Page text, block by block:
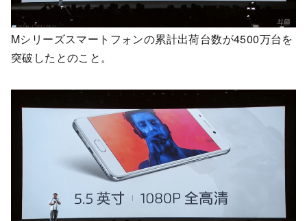
Mシリーズスマートフォンの累計出荷台数が4500万台を
突破したとのこと。